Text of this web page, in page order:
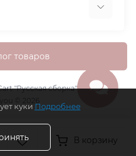
В корзину
баллы
товаров
"Русская сборка"
куки Подробнее